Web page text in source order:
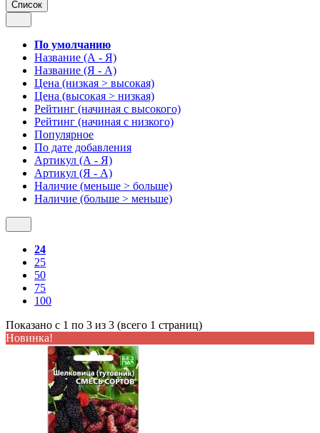
Список
По умолчанию
Название (А - Я)
Название (Я - А)
Цена (низкая > высокая)
Цена (высокая > низкая)
Рейтинг (начиная с высокого)
Рейтинг (начиная с низкого)
Популярное
По дате добавления
Артикул (А - Я)
Артикул (Я - А)
Наличие (меньше > больше)
Наличие (больше > меньше)
24
25
50
75
100
Показано с 1 по 3 из 3 (всего 1 страниц)
Новинка!